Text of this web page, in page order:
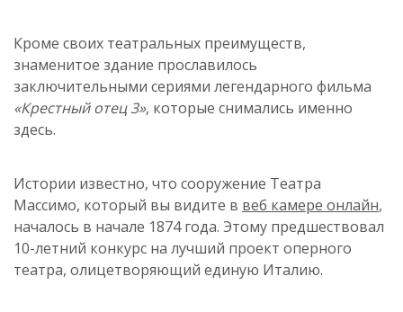
Кроме своих театральных преимуществ,
знаменитое здание прославилось
заключительными сериями легендарного фильма
«Крестный отец 3», которые снимались именно
здесь.
Истории известно, что сооружение Театра
Массимо, который вы видите в веб камере онлайн,
началось в начале 1874 года. Этому предшествовал
10-летний конкурс на лучший проект оперного
театра, олицетворяющий единую Италию.